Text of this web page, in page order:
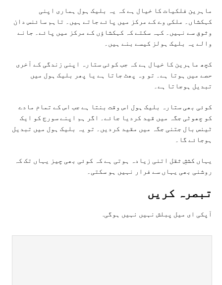
ماہرین فلکیات کا خیال ہے کہ یہ بلیک ہول ہماری اپنی
کہکشاں۔ ملکی وے کے مرکز میں پائے جاتے ہیں۔ تاہم سائنس دان
وثوق سے نہیں۔ کہہ سکتے کہ کہکشاؤں کے مرکز میں پائے۔ جانے
والے یہ بلیک ہولز کیسے بنے ہیں۔
کچھ ماہرین کا خیال ہے کہ جب کوئی ستارہ اپنی زندگی کے آخری
حصے میں ہوتا ہے۔ تو وہ پھٹ جاتا ہے یا پھر بلیک ہول میں
تبدیل ہوجاتا ہے۔
کوئی بھی ستارہ بلیک ہول اس وقت بنتا ہے جب اس کے تمام مادے
کو چھوٹی جگہ میں قید کردیا جائے۔ اگر ہم اپنے سورج کو ایک
ٹینس بال جتنی جگہ میں مقید کردیں۔ تو یہ بلیک ہول میں تبدیل
ہوجائے گا۔
یہاں کششِ ثقل اتنی زیادہ ہوتی ہے کہ کوئی بھی چیز یہاں تک کہ
روشنی بھی یہاں سے فرار نہیں ہو سکتی۔
تبصرہ کريں
آپکی ای ميل پبلش نہيں نہيں ہوگی.